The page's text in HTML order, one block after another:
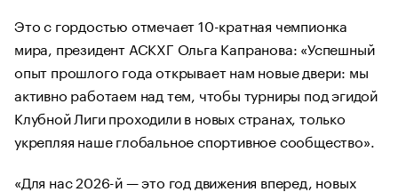
Это с гордостью отмечает 10-кратная чемпионка
мира, президент АСКХГ Ольга Капранова: «Успешный
опыт прошлого года открывает нам новые двери: мы
активно работаем над тем, чтобы турниры под эгидой
Клубной Лиги проходили в новых странах, только
укрепляя наше глобальное спортивное сообщество».
«Для нас 2026-й — это год движения вперед, новых